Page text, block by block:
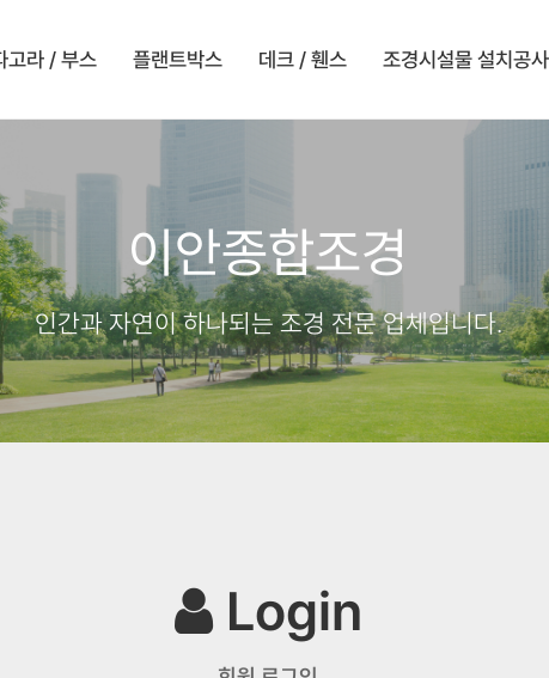
고라 / 부스 플랜트박스 데크 / 휀스 조경시설물 설치공사
이안종합조경
인간과 자연이 하나되는 조경 전문 업체입니다.
Login